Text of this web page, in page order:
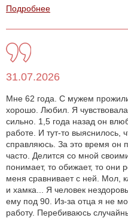
Подробнее
31.07.2026
Мне 62 года. С мужем
хорошо. Любил. Я
сильно. 1,5 года назад он
работе. И тут-то выяснилось,
справляюсь. За это время он
часто. Делится со мной
понимает, то обижает, то они
меня сравнивает с ней. Мол,
и хамка... Я человек
ему под 90. Из-за отца я не
работу. Перебиваюсь